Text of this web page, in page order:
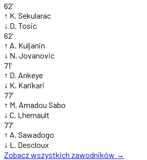
62'
↑ K. Sekularac
↓ D. Tosic
62'
↑ A. Kuljanin
↓ N. Jovanovic
71'
↑ D. Ankeye
↓ K. Karikari
77'
↑ M. Amadou Sabo
↓ C. Lhernault
77'
↑ A. Sawadogo
↓ L. Descloux
Zobacz wszystkich zawodników →